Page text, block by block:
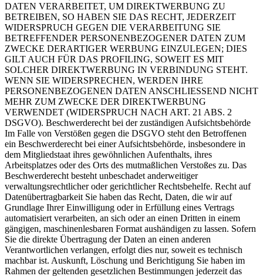
DATEN VERARBEITET, UM DIREKTWERBUNG ZU
BETREIBEN, SO HABEN SIE DAS RECHT, JEDERZEIT
WIDERSPRUCH GEGEN DIE VERARBEITUNG SIE
BETREFFENDER PERSONENBEZOGENER DATEN ZUM
ZWECKE DERARTIGER WERBUNG EINZULEGEN; DIES
GILT AUCH FÜR DAS PROFILING, SOWEIT ES MIT
SOLCHER DIREKTWERBUNG IN VERBINDUNG STEHT.
WENN SIE WIDERSPRECHEN, WERDEN IHRE
PERSONENBEZOGENEN DATEN ANSCHLIESSEND NICHT
MEHR ZUM ZWECKE DER DIREKTWERBUNG
VERWENDET (WIDERSPRUCH NACH ART. 21 ABS. 2
DSGVO). Beschwerde­recht bei der zuständigen Aufsichts­behörde
Im Falle von Verstößen gegen die DSGVO steht den Betroffenen
ein Beschwerderecht bei einer Aufsichtsbehörde, insbesondere in
dem Mitgliedstaat ihres gewöhnlichen Aufenthalts, ihres
Arbeitsplatzes oder des Orts des mutmaßlichen Verstoßes zu. Das
Beschwerderecht besteht unbeschadet anderweitiger
verwaltungsrechtlicher oder gerichtlicher Rechtsbehelfe. Recht auf
Daten­übertrag­barkeit Sie haben das Recht, Daten, die wir auf
Grundlage Ihrer Einwilligung oder in Erfüllung eines Vertrags
automatisiert verarbeiten, an sich oder an einen Dritten in einem
gängigen, maschinenlesbaren Format aushändigen zu lassen. Sofern
Sie die direkte Übertragung der Daten an einen anderen
Verantwortlichen verlangen, erfolgt dies nur, soweit es technisch
machbar ist. Auskunft, Löschung und Berichtigung Sie haben im
Rahmen der geltenden gesetzlichen Bestimmungen jederzeit das